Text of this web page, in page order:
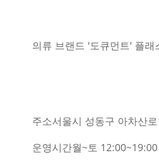
의류 브랜드 '도큐먼트' 플래
주소서울시 성동구 아차산
운영시간월~토